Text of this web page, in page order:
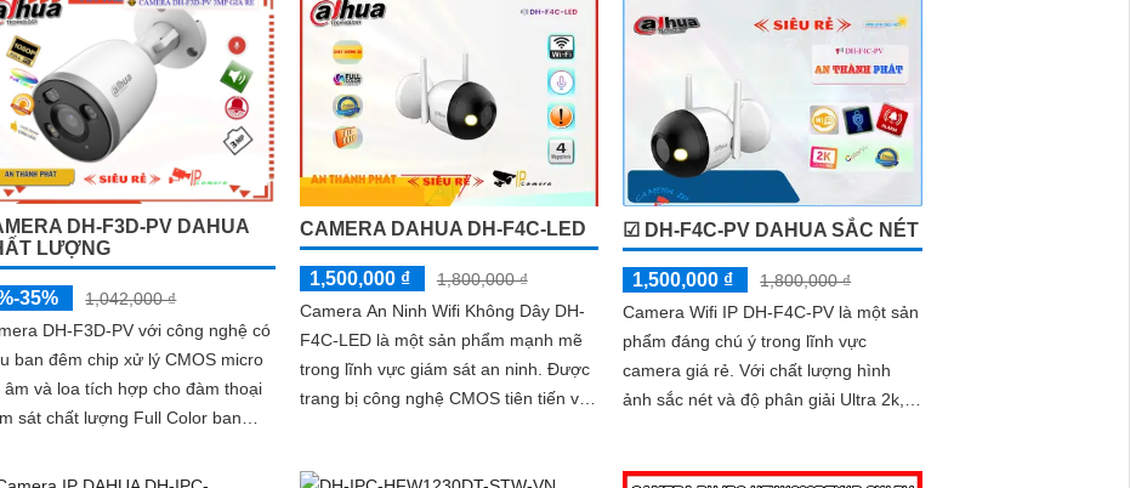
DH-F3D-PV DAHUA
LƯỢNG
35%
1,042,000 ₫
DH-F3D-PV với công nghệ có
ban đêm chip xử lý CMOS micro
âm và loa tích hợp cho đàm thoại
sát chất lượng Full Color ban
cắm thẻ nhớ Micro SD 256GB
CAMERA DAHUA DH-F4C-LED
1,500,000 ₫
1,800,000 ₫
Camera An Ninh Wifi Không Dây DH-
F4C-LED là một sản phẩm mạnh mẽ
trong lĩnh vực giám sát an ninh. Được
trang bị công nghệ CMOS tiên tiến và
☑ DH-F4C-PV DAHUA SẮC NÉT
1,500,000 ₫
1,800,000 ₫
Camera Wifi IP DH-F4C-PV là một sản
phẩm đáng chú ý trong lĩnh vực
camera giá rẻ. Với chất lượng hình
ảnh sắc nét và độ phân giải Ultra 2k,